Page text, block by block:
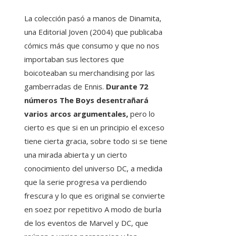
La colección pasó a manos de Dinamita,
una Editorial Joven (2004) que publicaba
cómics más que consumo y que no nos
importaban sus lectores que
boicoteaban su merchandising por las
gamberradas de Ennis. Durante 72
números The Boys desentrañará
varios arcos argumentales, pero lo
cierto es que si en un principio el exceso
tiene cierta gracia, sobre todo si se tiene
una mirada abierta y un cierto
conocimiento del universo DC, a medida
que la serie progresa va perdiendo
frescura y lo que es original se convierte
en soez por repetitivo A modo de burla
de los eventos de Marvel y DC, que